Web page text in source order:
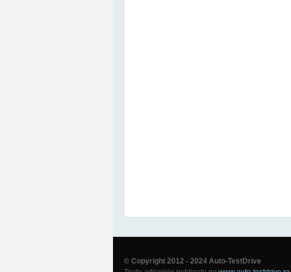
© Copyright 2012 - 2024 Auto-TestDrive